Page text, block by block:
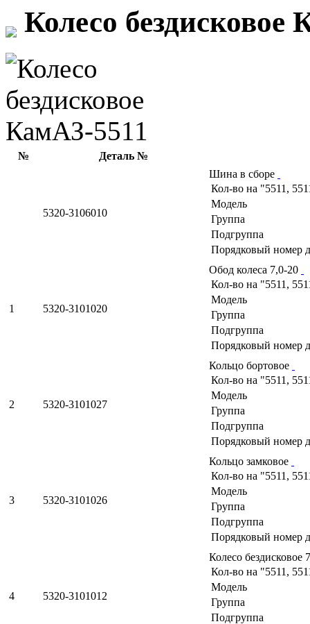
Колесо бездисковое
№ Деталь №
5320-3106010
Шина в сборе
Кол-во на "5511,
Модель
Группа
Подгруппа
Порядковый номер
1 5320-3101020
Обод колеса 7,0-20
Кол-во на "5511,
Модель
Группа
Подгруппа
Порядковый номер
2 5320-3101027
Кольцо бортовое
Кол-во на "5511,
Модель
Группа
Подгруппа
Порядковый номер
3 5320-3101026
Кольцо замковое
Кол-во на "5511,
Модель
Группа
Подгруппа
Порядковый номер
4 5320-3101012
Колесо бездисковое
Кол-во на "5511,
Модель
Группа
Подгруппа